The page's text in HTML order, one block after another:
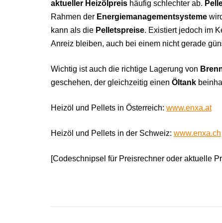
aktueller Heizölpreis häufig schlechter ab.
Rahmen der Energiemanagementsysteme
kann als die Pelletspreise. Existiert jedoch im
Anreiz bleiben, auch bei einem nicht gerade
Wichtig ist auch die richtige Lagerung von
geschehen, der gleichzeitig einen Öltank
Heizöl und Pellets in Österreich: www.enxa.at
Heizöl und Pellets in der Schweiz: www.enxa.ch
[Codeschnipsel für Preisrechner oder aktuelle